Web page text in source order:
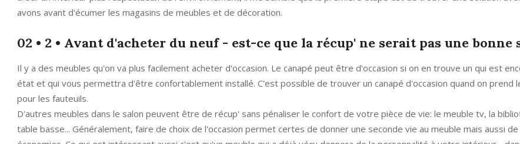
avons avant d'écumer les magasins de meubles et de décoration.
02 • 2 • Avant d'acheter du neuf - est-ce que la récup' ne serait pas une bonne
Il y a des meubles qu'on va plus facilement acheter d'occasion. Le canapé peut être d'occasion si on en trouve un qui est
état et qui vous permettra d'être confortablement installé. C'est possible de trouver un canapé d'occasion quand on prend
pour les fauteuils.
D'autres meubles dans le salon peuvent être de récup' sans pénaliser le confort de votre pièce de vie: le meuble tv, la
table basse... Généralement, faire de choix de l'occasion permet certes de donner une seconde vie au meuble mais aussi